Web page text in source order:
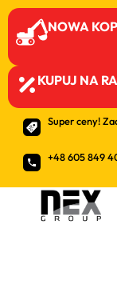
NOWA
Super ceny!
+48 605 849
KUPUJ NA